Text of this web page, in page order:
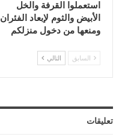
استعملوا القرفة والخل
الأبيض والثوم لإبعاد الفئران
ومنعها من دخول منزلكم
السابق التالي
تعليقات